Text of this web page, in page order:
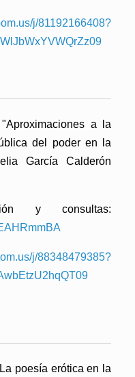
j/81192166408?
"Aproximaciones a la
del poder en la
García Calderón
y consultas:
j/88348479385?
poesía erótica en la